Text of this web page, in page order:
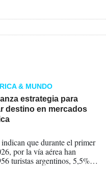
& MUNDO
estrategia para
destino en mercados
que durante el primer
por la vía aérea han
turistas argentinos, 5,5%